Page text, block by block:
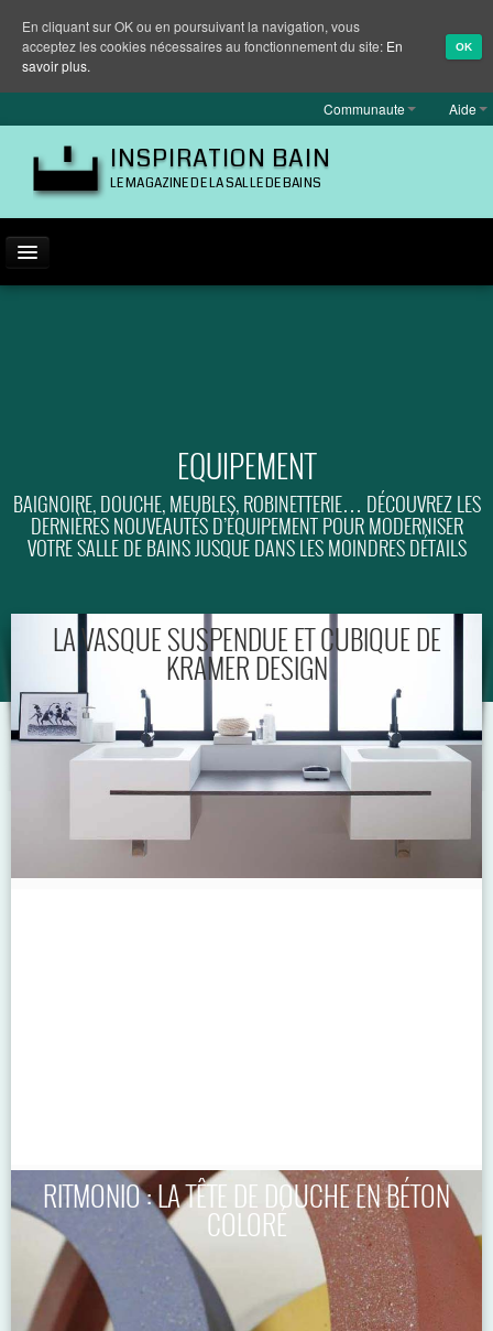
Communaute Aide
INSPIRATION BAIN
LE MAGAZINE DE LA SALLE DE BAINS
GUIDE
EQUIPEMENT
BAIGNOIRE, DOUCHE, MEUBLES, ROBINETTERIE… DÉCOUVREZ LES
DERNIÈRES NOUVEAUTÉS D’ÉQUIPEMENT POUR MODERNISER
VOTRE SALLE DE BAINS JUSQUE DANS LES MOINDRES DÉTAILS
LA VASQUE SUSPENDUE ET CUBIQUE DE
KRAMER DESIGN
RITMONIO : LA TÊTE DE DOUCHE EN BÉTON
COLORÉ
En cliquant sur OK ou en poursuivant la navigation, vous
acceptez les cookies nécessaires au fonctionnement du site: En
savoir plus.
OK